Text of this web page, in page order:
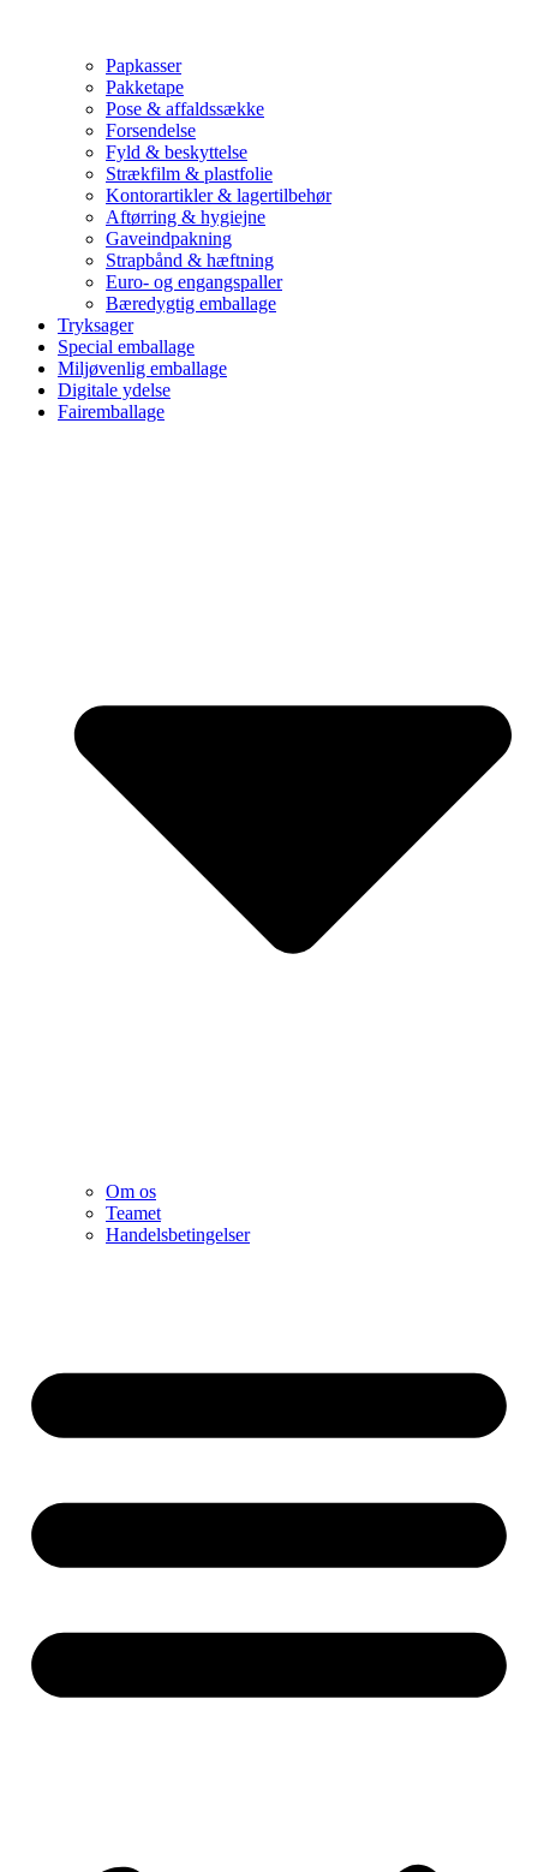
Papkasser
Pakketape
Pose & affaldssække
Forsendelse
Fyld & beskyttelse
Strækfilm & plastfolie
Kontorartikler & lagertilbehør
Aftørring & hygiejne
Gaveindpakning
Strapbånd & hæftning
Euro- og engangspaller
Bæredygtig emballage
Tryksager
Special emballage
Miljøvenlig emballage
Digitale ydelse
Fairemballage
Om os
Teamet
Handelsbetingelser